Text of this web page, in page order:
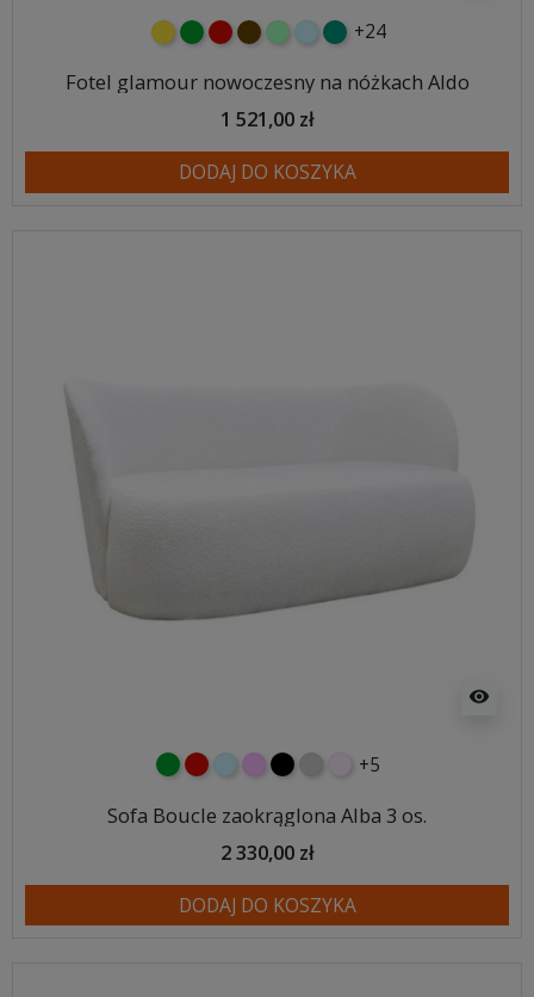
żółtyzielonyczerwony
czekoladowy
miętowybłękitny
turkusowy
+24
Fotel glamour nowoczesny na nóżkach Aldo
1 521,00 zł
DODAJ DO KOSZYKA
visibility
zielonyczerwony
błękitnyróżowy
czarnyjasnoszary
jasny róż
+5
Sofa Boucle zaokrąglona Alba 3 os.
2 330,00 zł
DODAJ DO KOSZYKA